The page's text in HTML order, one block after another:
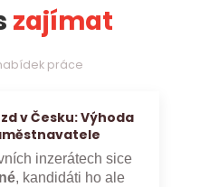
zajímat
práce
v Česku: Výhoda
inzerátech sice
, kandidáti ho ale